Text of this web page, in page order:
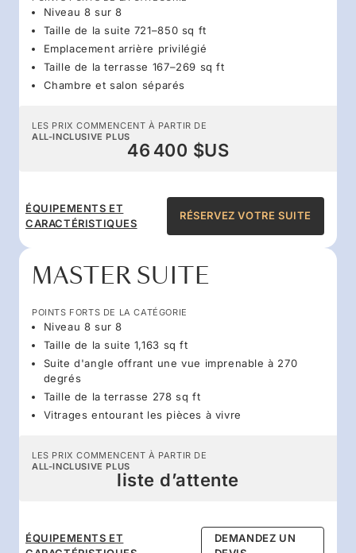
Niveau 8 sur 8
Taille de la suite 721–850 sq ft
Emplacement arrière privilégié
Taille de la terrasse 167–269 sq ft
Chambre et salon séparés
LES PRIX COMMENCENT À PARTIR DE
ALL-INCLUSIVE PLUS
46 400 $US
ÉQUIPEMENTS ET
CARACTÉRISTIQUES
RÉSERVEZ VOTRE SUITE
MASTER SUITE
POINTS FORTS DE LA CATÉGORIE
Niveau 8 sur 8
Taille de la suite 1,163 sq ft
Suite d'angle offrant une vue imprenable à 270
degrés
Taille de la terrasse 278 sq ft
Vitrages entourant les pièces à vivre
LES PRIX COMMENCENT À PARTIR DE
ALL-INCLUSIVE PLUS
liste d’attente
ÉQUIPEMENTS ET
DEMANDEZ UN